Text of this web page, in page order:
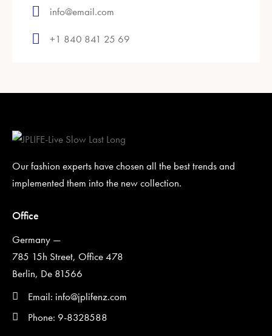
info@email.com
+1 840 841 25 69
Our fashion experts have chosen all the best trends and
implemented them into the new collection.
Office
Germany —
785 15h Street, Office 478
Berlin, De 81566
Email: info@jplifenz.com
Phone: 9-8328588